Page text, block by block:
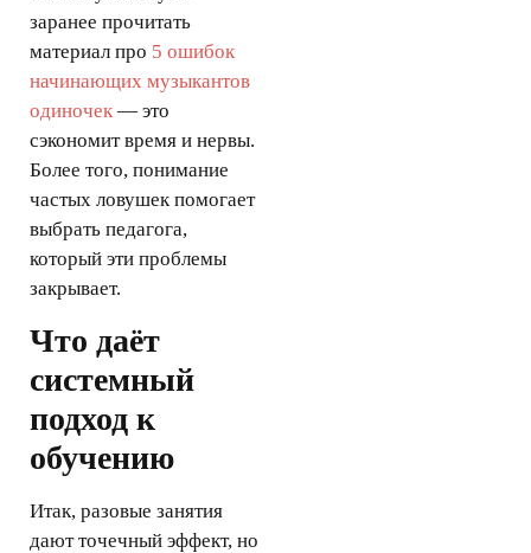
заранее прочитать
материал про 5 ошибок
начинающих музыкантов
одиночек — это
сэкономит время и нервы.
Более того, понимание
частых ловушек помогает
выбрать педагога,
который эти проблемы
закрывает.
Что даёт
системный
подход к
обучению
Итак, разовые занятия
дают точечный эффект, но